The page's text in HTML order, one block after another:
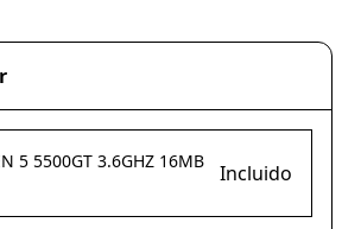
5 5500GT 3.6GHZ 16MB
Incluido